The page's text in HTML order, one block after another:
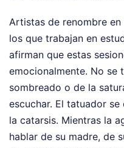
Artistas de renombre
los que trabajan en
afirman que estas
emocionalmente. No se
sombreado o de la
escuchar. El tatuador
la catarsis. Mientras la
hablar de su madre, de